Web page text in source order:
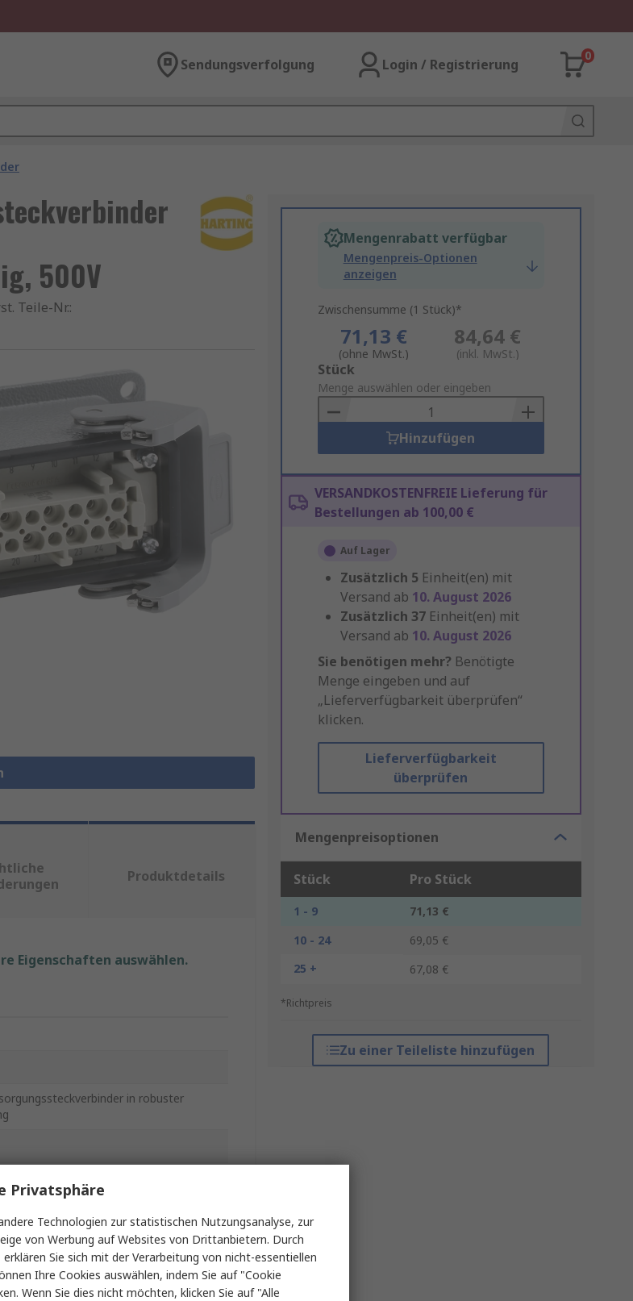
Sendungsverfolgung Login / Registrierung
0
500V
Teile-Nr.:
Mengenrabatt verfügbar
Mengenpreis-Optionen
anzeigen
Zwischensumme (1 Stück)*
71,13 €
(ohne MwSt.)
84,64 €
(inkl. MwSt.)
Add
to
Basket
Stück
Menge auswählen oder eingeben
Hinzufügen
VERSANDKOSTENFREIE Lieferung für
Bestellungen ab 100,00 €
Auf Lager
Zusätzlich 5 Einheit(en) mit
Versand ab 10. August 2026
Zusätzlich 37 Einheit(en) mit
Versand ab 10. August 2026
Sie benötigen mehr? Benötigte
Menge eingeben und auf
„Lieferverfügbarkeit überprüfen“
klicken.
Lieferverfügbarkeit
überprüfen
Mengenpreisoptionen
Stück Pro Stück
1 - 9
71,13 €
10 - 24
69,05 €
25 +
67,08 €
*Richtpreis
Zu einer Teileliste hinzufügen
Produktdetails
Eigenschaften auswählen.
in robuster
Privatsphäre
Technologien zur statistischen Nutzungsanalyse, zur
von Werbung auf Websites von Drittanbietern. Durch
Sie sich mit der Verarbeitung von nicht-essentiellen
Ihre Cookies auswählen, indem Sie auf "Cookie
Wenn Sie dies nicht möchten, klicken Sie auf "Alle